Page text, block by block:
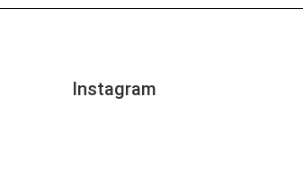
Instagram